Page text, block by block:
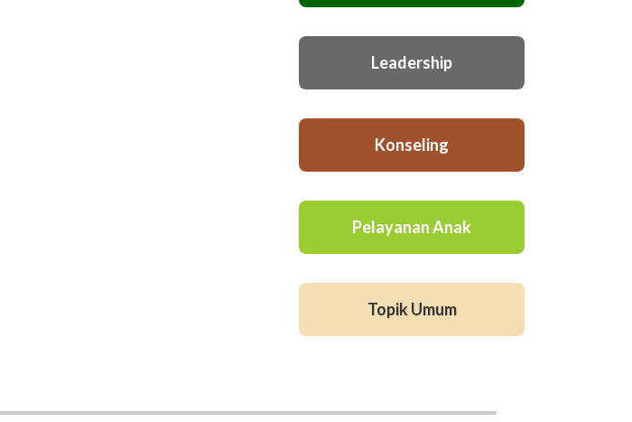
Leadership
Konseling
Pelayanan Anak
Topik Umum